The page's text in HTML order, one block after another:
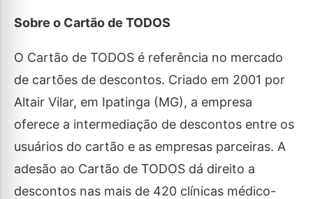
Sobre o Cartão de TODOS
O Cartão de TODOS é referência no mercado
de cartões de descontos. Criado em 2001 por
Altair Vilar, em Ipatinga (MG), a empresa
oferece a intermediação de descontos entre os
usuários do cartão e as empresas parceiras. A
adesão ao Cartão de TODOS dá direito a
descontos nas mais de 420 clínicas médico-